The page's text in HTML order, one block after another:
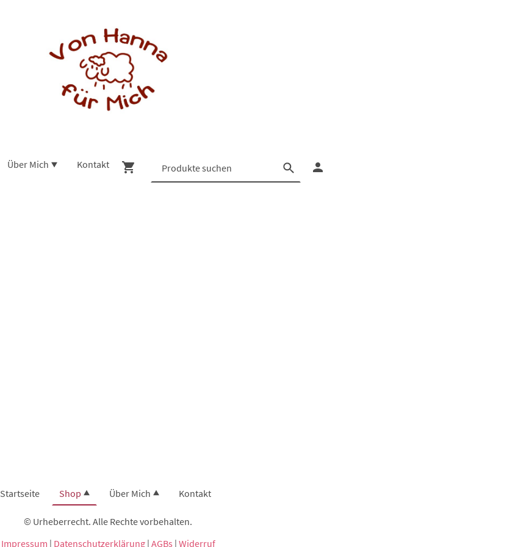
Über Mich Kontakt
Startseite Shop Über Mich Kontakt
© Urheberrecht. Alle Rechte vorbehalten.
Impressum | Datenschutzerklärung| AGBs | Widerruf